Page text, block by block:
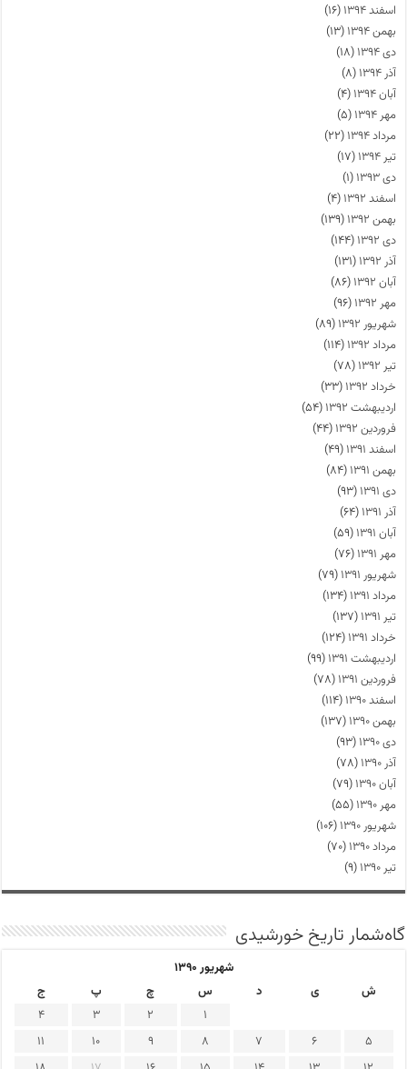
اسفند ۱۳۹۴
(۱۶)
بهمن ۱۳۹۴
(۱۳)
دی ۱۳۹۴
(۱۸)
آذر ۱۳۹۴
(۸)
آبان ۱۳۹۴
(۴)
مهر ۱۳۹۴
(۵)
مرداد ۱۳۹۴
(۲۲)
تیر ۱۳۹۴
(۱۷)
دی ۱۳۹۳
(۱)
اسفند ۱۳۹۲
(۴)
بهمن ۱۳۹۲
(۱۳۹)
دی ۱۳۹۲
(۱۴۴)
آذر ۱۳۹۲
(۱۳۱)
آبان ۱۳۹۲
(۸۶)
مهر ۱۳۹۲
(۹۶)
شهریور ۱۳۹۲
(۸۹)
مرداد ۱۳۹۲
(۱۱۴)
تیر ۱۳۹۲
(۷۸)
خرداد ۱۳۹۲
(۳۳)
اردیبهشت ۱۳۹۲
(۵۴)
فروردین ۱۳۹۲
(۴۴)
اسفند ۱۳۹۱
(۴۹)
بهمن ۱۳۹۱
(۸۴)
دی ۱۳۹۱
(۹۳)
آذر ۱۳۹۱
(۶۴)
آبان ۱۳۹۱
(۵۹)
مهر ۱۳۹۱
(۷۶)
شهریور ۱۳۹۱
(۷۹)
مرداد ۱۳۹۱
(۱۳۴)
تیر ۱۳۹۱
(۱۳۷)
خرداد ۱۳۹۱
(۱۲۴)
اردیبهشت ۱۳۹۱
(۹۹)
فروردین ۱۳۹۱
(۷۸)
اسفند ۱۳۹۰
(۱۱۴)
بهمن ۱۳۹۰
(۱۳۷)
دی ۱۳۹۰
(۹۳)
آذر ۱۳۹۰
(۷۸)
آبان ۱۳۹۰
(۷۹)
مهر ۱۳۹۰
(۵۵)
شهریور ۱۳۹۰
(۱۰۶)
مرداد ۱۳۹۰
(۷۰)
تیر ۱۳۹۰
(۹)
گاه‌شمار تاریخ خورشیدی
شهریور ۱۳۹۰
ش
ی د س چ پ
ج
1
2
3
4
5
6
7
8
9
10
11